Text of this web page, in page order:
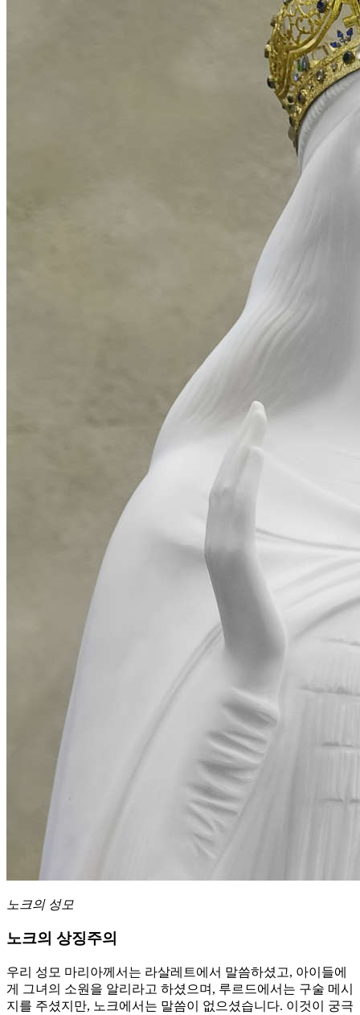
노크의 성모
노크의 상징주의
우리 성모 마리아께서는 라살레트에서 말씀하셨고, 아이들에
게 그녀의 소원을 알리라고 하셨으며, 루르드에서는 구술 메시
지를 주셨지만, 노크에서는 말씀이 없으셨습니다. 이것이 궁극